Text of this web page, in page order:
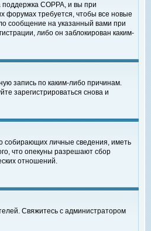
COPPA, и вы при
форумах требуется, чтобы все новые
сообщение на указанный вами при
либо он заблокирован каким-
запись по каким-либо причинам.
зарегистрироваться снова и
собирающих личные сведения, иметь
что опекуны разрешают сбор
отношений.
Свяжитесь с администратором